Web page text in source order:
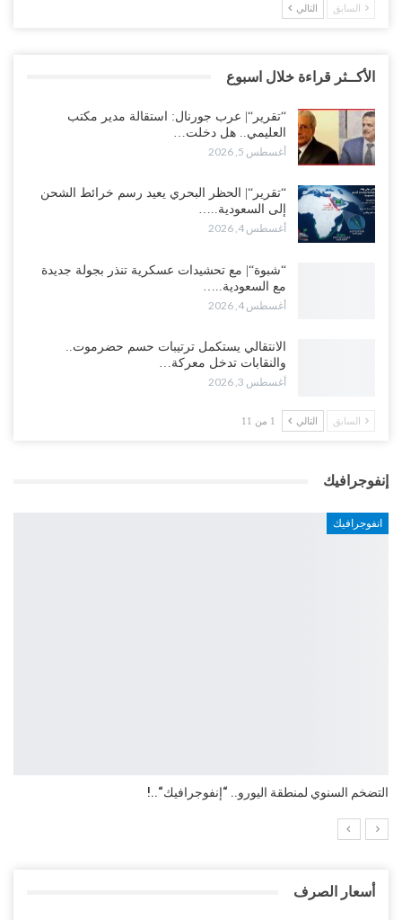
السابق التالي
الأكــثر قراءة خلال اسبوع
“تقرير“| عرب جورنال: استقالة مدير مكتب
العليمي.. هل دخلت…
أغسطس 5, 2026
“تقرير“| الحظر البحري يعيد رسم خرائط الشحن
إلى السعودية..…
أغسطس 4, 2026
“شبوة“| مع تحشيدات عسكرية تنذر بجولة جديدة
مع السعودية..…
أغسطس 4, 2026
الانتقالي يستكمل ترتيبات حسم حضرموت..
والنقابات تدخل معركة…
أغسطس 3, 2026
السابق التالي 1 من 11
إنفوجرافيك
انفوجرافيك
التضخم السنوي لمنطقة اليورو.. “إنفوجرافيك“..!
أسعار الصرف